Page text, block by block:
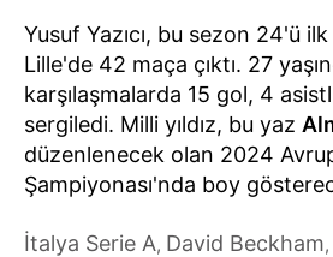
Yusuf Yazıcı, bu sezon 24'ü
Lille'de 42 maça çıktı. 27
karşılaşmalarda 15 gol, 4
sergiledi. Milli yıldız, bu yaz
düzenlenecek olan 2024
Şampiyonası'nda boy
İtalya Serie A, David Beckham,